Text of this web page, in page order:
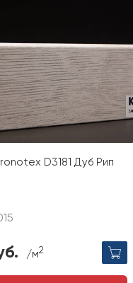
D3181 Дуб Рип
/м2